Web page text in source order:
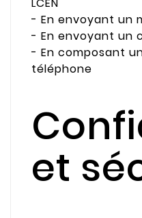
LCEN
- En envoyant un
- En envoyant un
- En composant
téléphone
et